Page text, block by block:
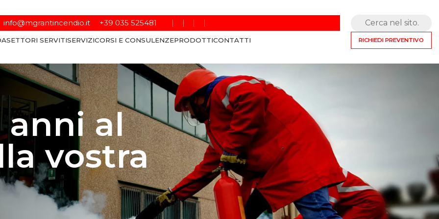
info@mgrantincendio.it +39 035 525481 Cerca nel sito
SETTORI SERVITISERVIZICORSI E CONSULENZEPRODOTTICONTATTI RICHIEDI PREVENTIVO
anni al
vostra